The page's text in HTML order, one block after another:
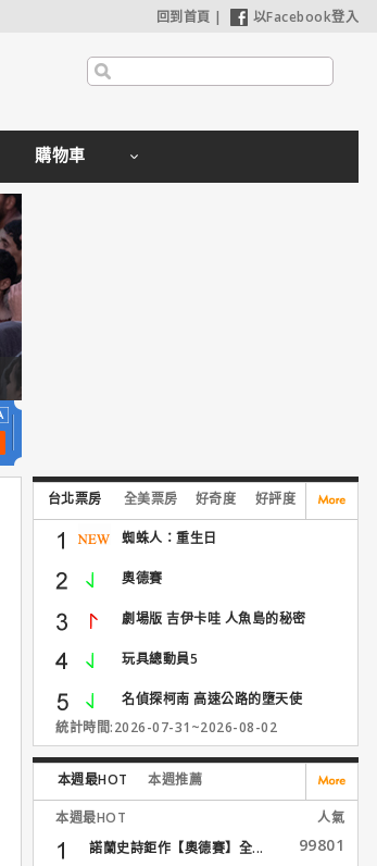
回到首頁 | 以Facebook登入
購物車
台北票房 全美票房 好奇度 好評度
蜘蛛人：重生日
奧德賽
劇場版 吉伊卡哇 人魚島的秘密
玩具總動員5
名偵探柯南 高速公路的墮天使
統計時間:2026-07-31~2026-08-02
本週最HOT 本週推薦
本週最HOT
人氣
諾蘭史詩鉅作【奧德賽】全...
99801